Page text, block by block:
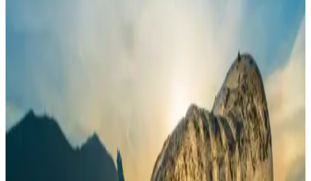
Çamaşır Makinesi Sıcak Su Giriş Valfi Çapraz
Dişlenme Hasarı ve Onarımı Yöntemleri
Çamaşır makinesi sıcak su giriş valfinde çapraz dişlenme, sızıntı ve
su hasarına yol açabilir. Plastik dişlerde onarım zor olduğundan
valfin değiştirilmesi güvenli ve kalıcı çözümdür.
Sakashi Ev Tipi 3 İplikli Dikiş Makine Çardağı ile
Pratik İplik Yönetimi